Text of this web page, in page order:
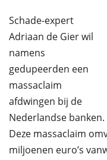
Schade-expert
Adriaan de Gier wil
namens
gedupeerden een
massaclaim
afdwingen bij de
Nederlandse banken.
Deze massaclaim
miljoenen euro’s